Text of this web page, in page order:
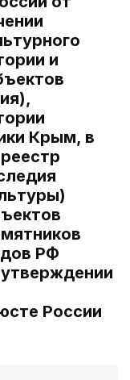
и
Крым, в
РФ
России